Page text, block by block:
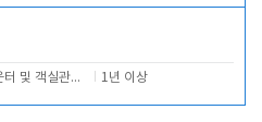
카운터 및 객실관리 전반 1년 이상